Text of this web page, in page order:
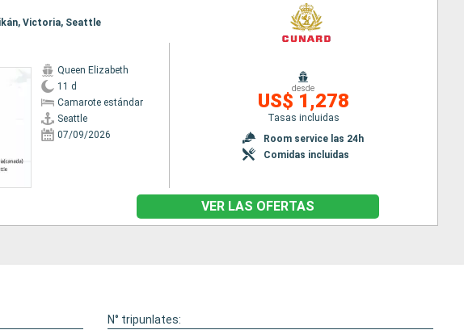
Victoria, Seattle
Queen Elizabeth
11 d
Camarote estándar
Seattle
07/09/2026
desde
US$ 1,278
Tasas incluidas
Room service las 24h
Comidas incluidas
VER LAS OFERTAS
N° tripunlates: